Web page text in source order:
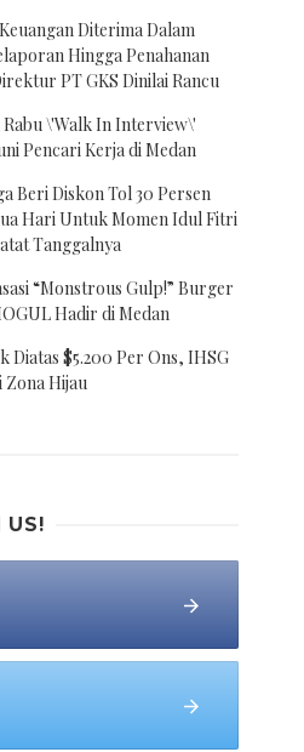
Diterima Dalam
Hingga Penahanan
PT GKS Dinilai Rancu
\'Walk In Interview\'
Pencari Kerja di Medan
Beri Diskon Tol 30 Persen
Hari Untuk Momen Idul Fitri
Tanggalnya
“Monstrous Gulp!” Burger
Hadir di Medan
Diatas $5.200 Per Ons, IHSG
Zona Hijau
US!